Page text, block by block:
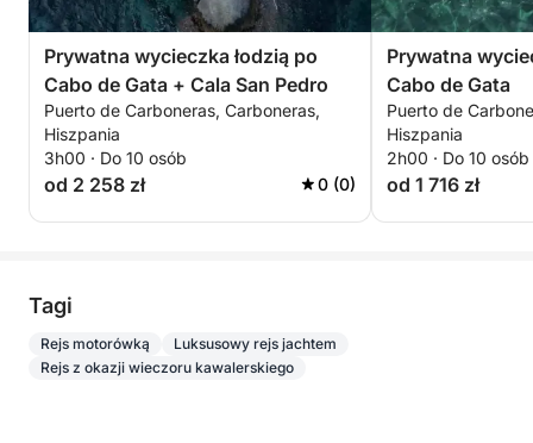
Prywatna wycieczka łodzią po
Cabo de Gata + Cala San Pedro
Puerto de Carboneras, Carboneras,
Hiszpania
3h00 · Do 10 osób
od 2 258 zł 0 (0)
Prywatna
Cabo de Gata
Puerto de
Hiszpania
2h00 · Do 10 osób
od 1 716 zł
Tagi
Rejs motorówką
Luksusowy rejs jachtem
Rejs z okazji wieczoru kawalerskiego